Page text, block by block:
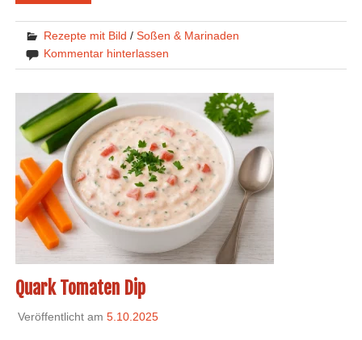
Rezepte mit Bild /Soßen & Marinaden
Kommentar hinterlassen
Quark Tomaten Dip
Veröffentlicht am 5.10.2025